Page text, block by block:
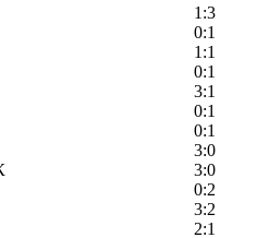
1:3
0:1
1:1
0:1
3:1
0:1
0:1
3:0
3:0
0:2
3:2
2:1